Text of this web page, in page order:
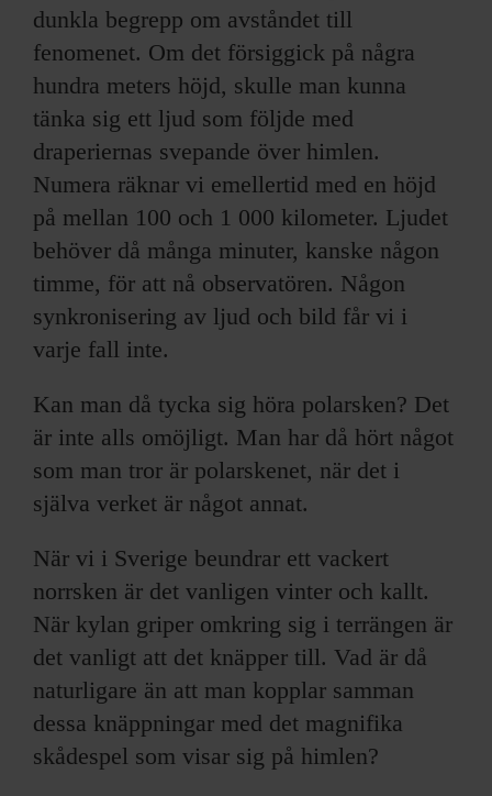
dunkla begrepp om avståndet till
fenomenet. Om det försiggick på några
hundra meters höjd, skulle man kunna
tänka sig ett ljud som följde med
draperiernas svepande över himlen.
Numera räknar vi emellertid med en höjd
på mellan 100 och 1 000 kilometer. Ljudet
behöver då många minuter, kanske någon
timme, för att nå observatören. Någon
synkronisering av ljud och bild får vi i
varje fall inte.
Kan man då tycka sig höra polarsken? Det
är inte alls omöjligt. Man har då hört något
som man tror är polarskenet, när det i
själva verket är något annat.
När vi i Sverige beundrar ett vackert
norrsken är det vanligen vinter och kallt.
När kylan griper omkring sig i terrängen är
det vanligt att det knäpper till. Vad är då
naturligare än att man kopplar samman
dessa knäppningar med det magnifika
skådespel som visar sig på himlen?